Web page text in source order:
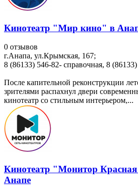
Кинотеатр "Мир кино" в
0 отзывов
г.Анапа, ул.Крымская, 167;
8 (86133) 546-82- справочная, 8
После капительной реконструкции
зрителями распахнул двери
кинотеатр со стильным интерьером,...
Кинотеатр "Монитор
Анапе